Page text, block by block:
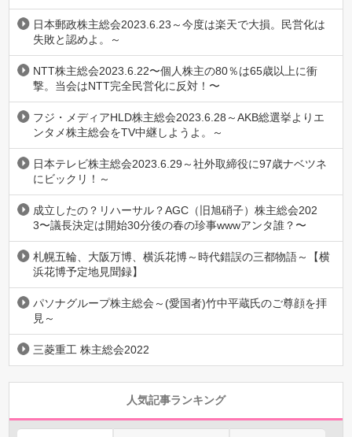
日本郵政株主総会2023.6.23～今度は楽天で大損。民営化は
失敗と認めよ。～
NTT株主総会2023.6.22〜個人株主の80％は65歳以上に衝
撃。当会はNTT完全民営化に反対！〜
フジ・メディアHLD株主総会2023.6.28～AKB総選挙よりエ
ンタメ株主総会をTV中継しようよ。～
日本テレビ株主総会2023.6.29～社外取締役に97歳ナベツネ
にビックリ！～
成立したの？リハーサル？AGC（旧旭硝子）株主総会202
3〜議長決定は開始30分後の春の珍事wwwアンタ誰？〜
札幌五輪、大阪万博、横浜花博～時代錯誤の三都物語～【横
浜花博予定地見聞録】
パソナグループ株主総会～(愛国者)竹中平蔵氏のご尊顔を拝
見～
三菱重工 株主総会2022
人気記事ランキング